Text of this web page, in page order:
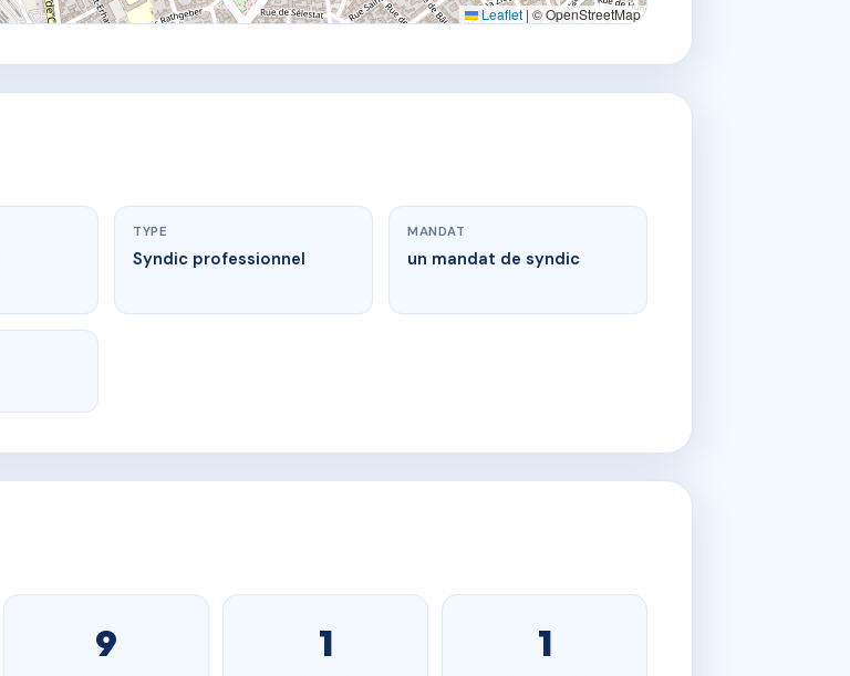
Leaflet | © OpenStreetMap
TYPE
Syndic professionnel
MANDAT
un mandat de syndic
9 1 1